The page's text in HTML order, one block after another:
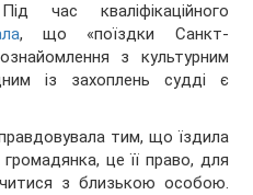
час кваліфікаційного
, що «поїздки Санкт-
з культурним
із захоплень судді є
тим, що їздила
це її право, для
з близькою особою.